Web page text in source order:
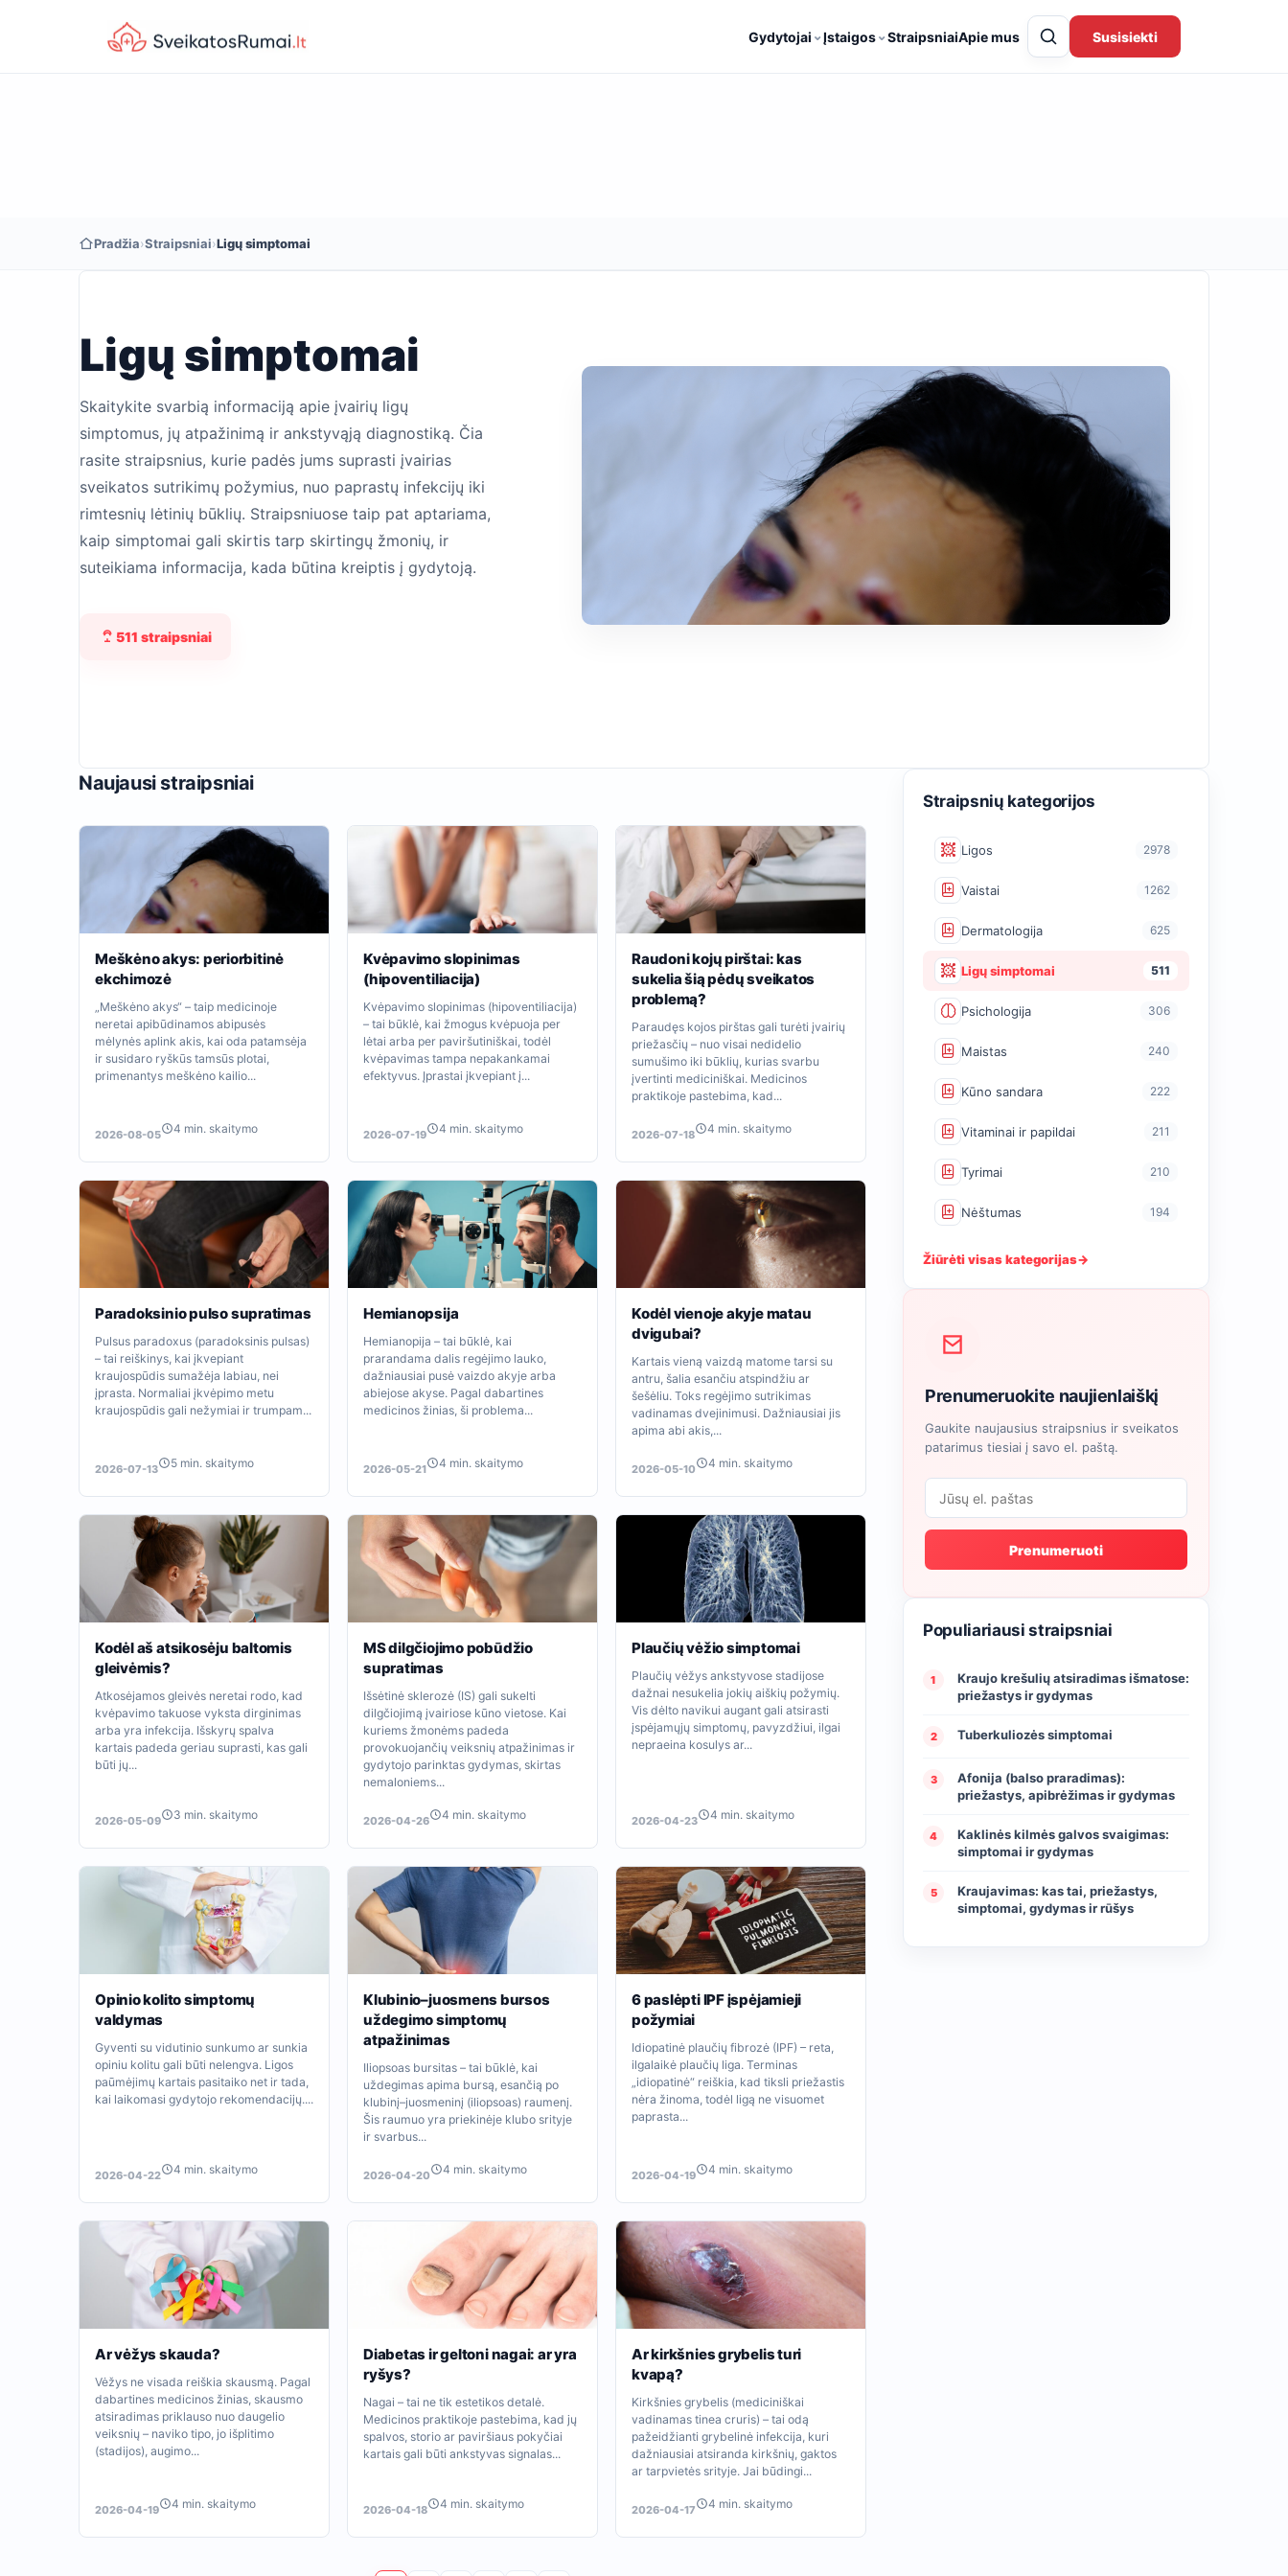
Gydytojai ⌄Įstaigos⌄StraipsniaiApie mus Susisiekti
Pradžia›Straipsniai›Ligų simptomai
Ligų simptomai
Skaitykite svarbią informaciją apie įvairių ligų
simptomus, jų atpažinimą ir ankstyvąją diagnostiką. Čia
rasite straipsnius, kurie padės jums suprasti įvairias
sveikatos sutrikimų požymius, nuo paprastų infekcijų iki
rimtesnių lėtinių būklių. Straipsniuose taip pat aptariama,
kaip simptomai gali skirtis tarp skirtingų žmonių, ir
suteikiama informacija, kada būtina kreiptis į gydytoją.
511 straipsniai
Naujausi straipsniai
Meškėno akys: periorbitinė
ekchimozė
„Meškėno akys“ – taip medicinoje
neretai apibūdinamos abipusės
mėlynės aplink akis, kai oda patamsėja
ir susidaro ryškūs tamsūs plotai,
primenantys meškėno kailio...
2026-08-05 4 min. skaitymo
Kvėpavimo slopinimas
(hipoventiliacija)
Kvėpavimo slopinimas (hipoventiliacija)
– tai būklė, kai žmogus kvėpuoja per
lėtai arba per paviršutiniškai, todėl
kvėpavimas tampa nepakankamai
efektyvus. Įprastai įkvepiant į...
2026-07-19 4 min. skaitymo
Raudoni kojų pirštai: kas
sukelia šią pėdų sveikatos
problemą?
Paraudęs kojos pirštas gali turėti įvairių
priežasčių – nuo visai nedidelio
sumušimo iki būklių, kurias svarbu
įvertinti mediciniškai. Medicinos
praktikoje pastebima, kad...
2026-07-18 4 min. skaitymo
Paradoksinio pulso supratimas
Pulsus paradoxus (paradoksinis pulsas)
– tai reiškinys, kai įkvepiant
kraujospūdis sumažėja labiau, nei
įprasta. Normaliai įkvėpimo metu
kraujospūdis gali nežymiai ir trumpam...
2026-07-13 5 min. skaitymo
Hemianopsija
Hemianopija – tai būklė, kai
prarandama dalis regėjimo lauko,
dažniausiai pusė vaizdo akyje arba
abiejose akyse. Pagal dabartines
medicinos žinias, ši problema...
2026-05-21 4 min. skaitymo
Kodėl vienoje akyje matau
dvigubai?
Kartais vieną vaizdą matome tarsi su
antru, šalia esančiu atspindžiu ar
šešėliu. Toks regėjimo sutrikimas
vadinamas dvejinimusi. Dažniausiai jis
apima abi akis,...
2026-05-10 4 min. skaitymo
Kodėl aš atsikosėju baltomis
gleivėmis?
Atkosėjamos gleivės neretai rodo, kad
kvėpavimo takuose vyksta dirginimas
arba yra infekcija. Išskyrų spalva
kartais padeda geriau suprasti, kas gali
būti jų...
2026-05-09 3 min. skaitymo
MS dilgčiojimo pobūdžio
supratimas
Išsėtinė sklerozė (IS) gali sukelti
dilgčiojimą įvairiose kūno vietose. Kai
kuriems žmonėms padeda
provokuojančių veiksnių atpažinimas ir
gydytojo parinktas gydymas, skirtas
nemaloniems...
2026-04-26 4 min. skaitymo
Plaučių vėžio simptomai
Plaučių vėžys ankstyvose stadijose
dažnai nesukelia jokių aiškių požymių.
Vis dėlto navikui augant gali atsirasti
įspėjamųjų simptomų, pavyzdžiui, ilgai
nepraeina kosulys ar...
2026-04-23 4 min. skaitymo
Opinio kolito simptomų
valdymas
Gyventi su vidutinio sunkumo ar sunkia
opiniu kolitu gali būti nelengva. Ligos
paūmėjimų kartais pasitaiko net ir tada,
kai laikomasi gydytojo rekomendacijų....
2026-04-22 4 min. skaitymo
Klubinio–juosmens bursos
uždegimo simptomų
atpažinimas
Iliopsoas bursitas – tai būklė, kai
uždegimas apima bursą, esančią po
klubinį–juosmeninį (iliopsoas) raumenį.
Šis raumuo yra priekinėje klubo srityje
ir svarbus...
2026-04-20 4 min. skaitymo
6 paslėpti IPF įspėjamieji
požymiai
Idiopatinė plaučių fibrozė (IPF) – reta,
ilgalaikė plaučių liga. Terminas
„idiopatinė“ reiškia, kad tiksli priežastis
nėra žinoma, todėl ligą ne visuomet
paprasta...
2026-04-19 4 min. skaitymo
Ar vėžys skauda?
Vėžys ne visada reiškia skausmą. Pagal
dabartines medicinos žinias, skausmo
atsiradimas priklauso nuo daugelio
veiksnių – naviko tipo, jo išplitimo
(stadijos), augimo...
2026-04-19 4 min. skaitymo
Diabetas ir geltoni nagai: ar yra
ryšys?
Nagai – tai ne tik estetikos detalė.
Medicinos praktikoje pastebima, kad jų
spalvos, storio ar paviršiaus pokyčiai
kartais gali būti ankstyvas signalas...
2026-04-18 4 min. skaitymo
Ar kirkšnies grybelis turi
kvapą?
Kirkšnies grybelis (mediciniškai
vadinamas tinea cruris) – tai odą
pažeidžianti grybelinė infekcija, kuri
dažniausiai atsiranda kirkšnių, gaktos
ar tarpvietės srityje. Jai būdingi...
2026-04-17 4 min. skaitymo
Straipsnių kategorijos
Ligos 2978
Vaistai 1262
Dermatologija 625
Ligų simptomai 511
Psichologija 306
Maistas 240
Kūno sandara 222
Vitaminai ir papildai 211
Tyrimai 210
Nėštumas 194
Žiūrėti visas kategorijas→
Prenumeruokite naujienlaiškį
Gaukite naujausius straipsnius ir sveikatos
patarimus tiesiai į savo el. paštą.
Prenumeruoti
Populiariausi straipsniai
1
Kraujo krešulių atsiradimas išmatose:
priežastys ir gydymas
2 Tuberkuliozės simptomai
3
Afonija (balso praradimas):
priežastys, apibrėžimas ir gydymas
4
Kaklinės kilmės galvos svaigimas:
simptomai ir gydymas
5
Kraujavimas: kas tai, priežastys,
simptomai, gydymas ir rūšys